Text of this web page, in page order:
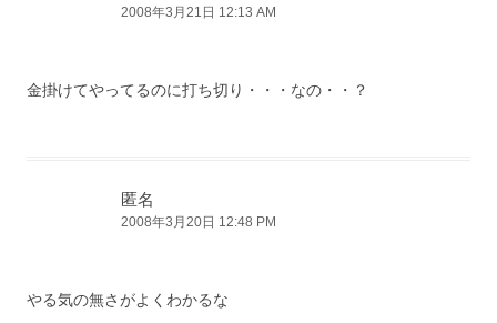
2008年3月21日 12:13 AM
金掛けてやってるのに打ち切り・・・なの・・？
匿名
2008年3月20日 12:48 PM
やる気の無さがよくわかるな